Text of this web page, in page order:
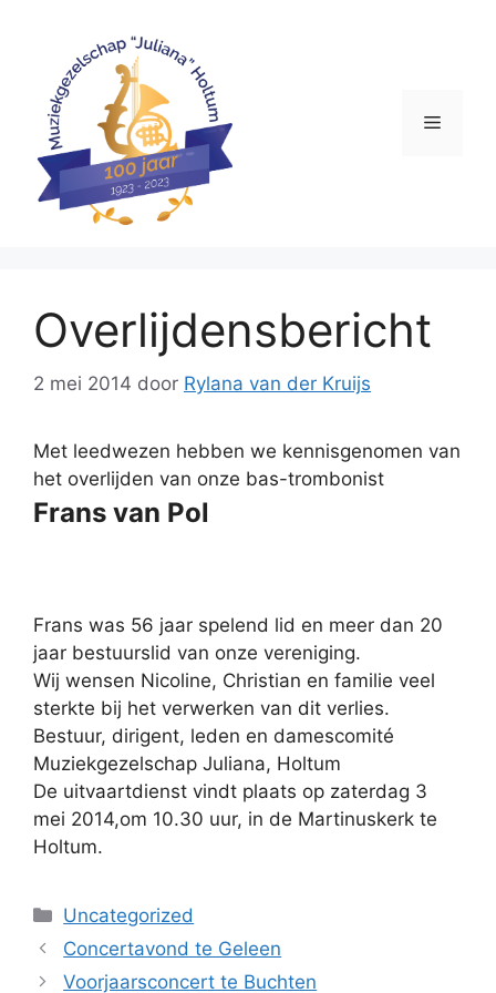
inhoud
Menu
Overlijdensbericht
2 mei 2014 door Rylana van der Kruijs
Met leedwezen hebben we kennisgenomen van
het overlijden van onze bas-trombonist
Frans van Pol
Frans was 56 jaar spelend lid en meer dan 20
jaar bestuurslid van onze vereniging.
Wij wensen Nicoline, Christian en familie veel
sterkte bij het verwerken van dit verlies.
Bestuur, dirigent, leden en damescomité
Muziekgezelschap Juliana, Holtum
De uitvaartdienst vindt plaats op zaterdag 3
mei 2014,om 10.30 uur, in de Martinuskerk te
Holtum.
Categorieën
Uncategorized
Concertavond te Geleen
Voorjaarsconcert te Buchten